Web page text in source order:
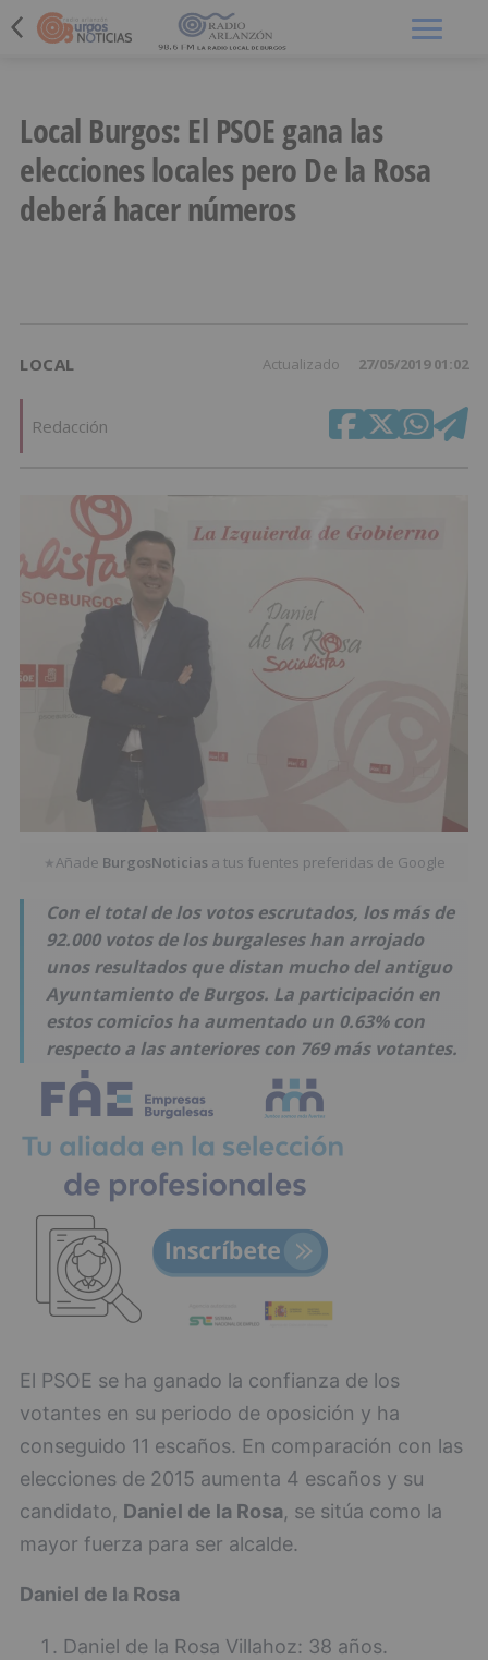
Local Burgos: El PSOE gana las
elecciones locales pero De la Rosa
deberá hacer números
LOCAL Actualizado 27/05/2019 01:02
Redacción
★Añade BurgosNoticias a tus fuentes preferidas de Google
Con el total de los votos escrutados, los más de
92.000 votos de los burgaleses han arrojado
unos resultados que distan mucho del antiguo
Ayuntamiento de Burgos. La participación en
estos comicios ha aumentado un 0.63% con
respecto a las anteriores con 769 más votantes.
El PSOE se ha ganado la confianza de los
votantes en su periodo de oposición y ha
conseguido 11 escaños. En comparación con las
elecciones de 2015 aumenta 4 escaños y su
candidato, Daniel de la Rosa, se sitúa como la
mayor fuerza para ser alcalde.
Daniel de la Rosa
Daniel de la Rosa Villahoz: 38 años.